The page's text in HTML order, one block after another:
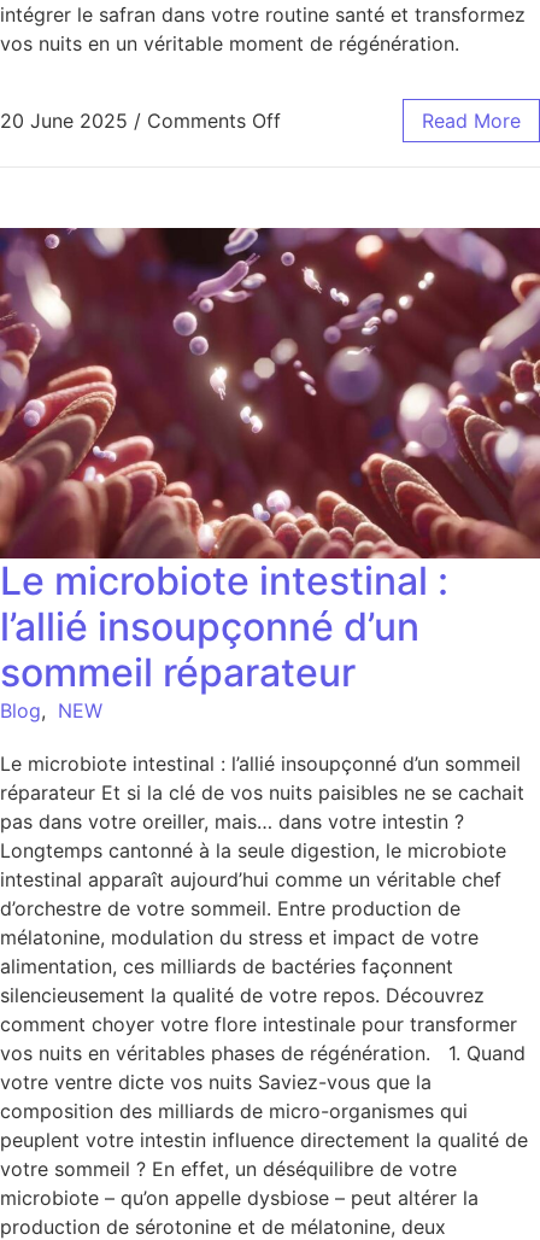
intégrer le safran dans votre routine santé et transformez
vos nuits en un véritable moment de régénération.
20 June 2025 / Comments Off Read More
Le microbiote intestinal :
l’allié insoupçonné d’un
sommeil réparateur
Blog, NEW
Le microbiote intestinal : l’allié insoupçonné d’un sommeil
réparateur Et si la clé de vos nuits paisibles ne se cachait
pas dans votre oreiller, mais… dans votre intestin ?
Longtemps cantonné à la seule digestion, le microbiote
intestinal apparaît aujourd’hui comme un véritable chef
d’orchestre de votre sommeil. Entre production de
mélatonine, modulation du stress et impact de votre
alimentation, ces milliards de bactéries façonnent
silencieusement la qualité de votre repos. Découvrez
comment choyer votre flore intestinale pour transformer
vos nuits en véritables phases de régénération. 1. Quand
votre ventre dicte vos nuits Saviez-vous que la
composition des milliards de micro-organismes qui
peuplent votre intestin influence directement la qualité de
votre sommeil ? En effet, un déséquilibre de votre
microbiote – qu’on appelle dysbiose – peut altérer la
production de sérotonine et de mélatonine, deux